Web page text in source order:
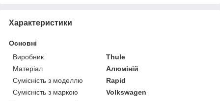
Характеристики
Основні
Виробник
Thule
Матеріал
Алюміній
Сумісність з моделлю
Rapid
Сумісність з маркою
Volkswagen